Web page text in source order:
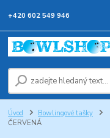
+420 602 549 946
Úvod Bowlingové tašky
ČERVENÁ